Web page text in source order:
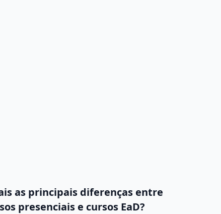
as principais diferenças entre
presenciais e cursos EaD?